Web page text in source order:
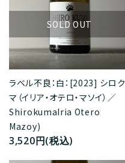
SOLD OUT
ラベル不良：白：[2023] シロク
マ（イリア・オテロ・マソイ）／
ShirokumaIria Otero
Mazoy)
3,520円(税込)